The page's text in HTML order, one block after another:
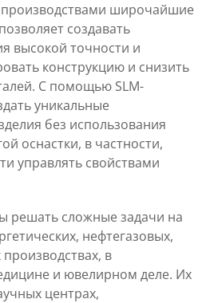
широчайшие
создавать
высокой точности и
конструкцию и снизить
С помощью SLM-
уникальные
без использования
оснастки, в частности,
управлять свойствами
решать сложные задачи на
нефтегазовых,
в
и ювелирном деле. Их
центрах,